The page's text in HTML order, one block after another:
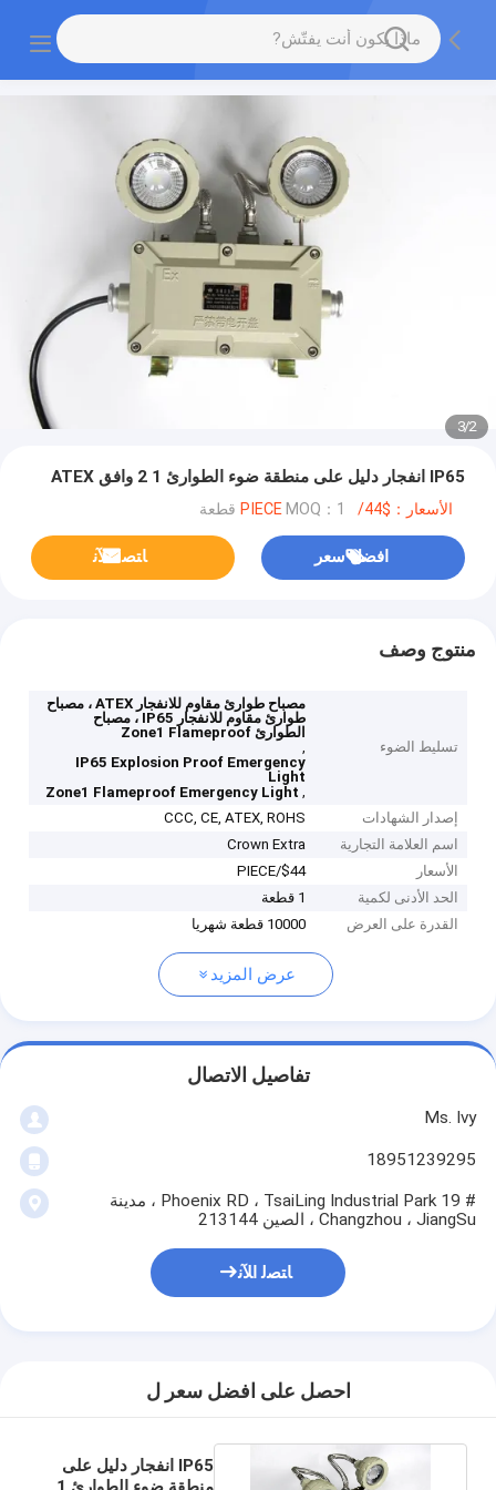
2
/
3
IP65 انفجار دليل على منطقة ضوء الطوارئ 1 2 وافق ATEX
الأسعار：$44/PIECE MOQ：1 قطعة
افضل سعر ﺎﺘﺼﻟ ﺍﻶﻧ
منتوج وصف
تسليط الضوء
مصباح طوارئ مقاوم للانفجار ATEX ، مصباح
طوارئ مقاوم للانفجار IP65 ، مصباح
الطوارئ Zone1 Flameproof
,
IP65 Explosion Proof Emergency
Light
,
Zone1 Flameproof Emergency Light
إصدار الشهادات
CCC, CE, ATEX, ROHS
اسم العلامة التجارية
Crown Extra
الأسعار
$44/PIECE
الحد الأدنى لكمية
1 قطعة
القدرة على العرض
10000 قطعة شهريا
عرض المزيد
تفاصيل الاتصال
Ms. Ivy
18951239295
# 19 Phoenix RD ، TsaiLing Industrial Park ، مدينة
Changzhou ، JiangSu ، الصين 213144
ﺎﺘﺼﻟ ﺍﻶﻧ
احصل على افضل سعر ل
IP65 انفجار دليل على